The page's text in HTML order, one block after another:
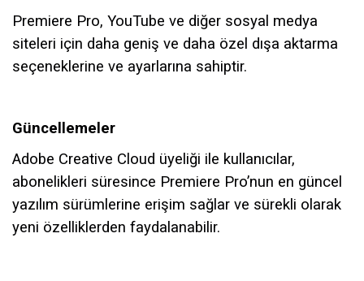
Premiere Pro, YouTube ve diğer sosyal medya
siteleri için daha geniş ve daha özel dışa aktarma
seçeneklerine ve ayarlarına sahiptir.
Güncellemeler
Adobe Creative Cloud üyeliği ile kullanıcılar,
abonelikleri süresince Premiere Pro’nun en güncel
yazılım sürümlerine erişim sağlar ve sürekli olarak
yeni özelliklerden faydalanabilir.